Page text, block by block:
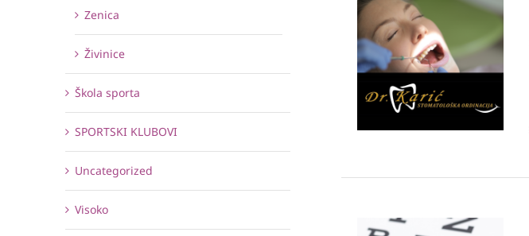
Zenica
Živinice
Škola sporta
SPORTSKI KLUBOVI
Uncategorized
Visoko